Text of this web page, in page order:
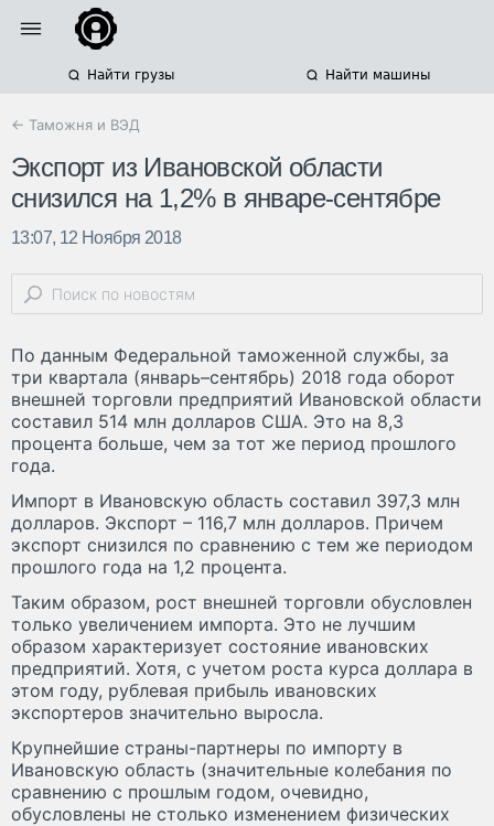
Найти грузы Найти машины
← Таможня и ВЭД
Экспорт из Ивановской области
снизился на 1,2% в январе-сентябре
13:07, 12 Ноября 2018
По данным Федеральной таможенной службы, за
три квартала (январь–сентябрь) 2018 года оборот
внешней торговли предприятий Ивановской области
составил 514 млн долларов США. Это на 8,3
процента больше, чем за тот же период прошлого
года.
Импорт в Ивановскую область составил 397,3 млн
долларов. Экспорт – 116,7 млн долларов. Причем
экспорт снизился по сравнению с тем же периодом
прошлого года на 1,2 процента.
Таким образом, рост внешней торговли обусловлен
только увеличением импорта. Это не лучшим
образом характеризует состояние ивановских
предприятий. Хотя, с учетом роста курса доллара в
этом году, рублевая прибыль ивановских
экспортеров значительно выросла.
Крупнейшие страны-партнеры по импорту в
Ивановскую область (значительные колебания по
сравнению с прошлым годом, очевидно,
обусловлены не столько изменением физических